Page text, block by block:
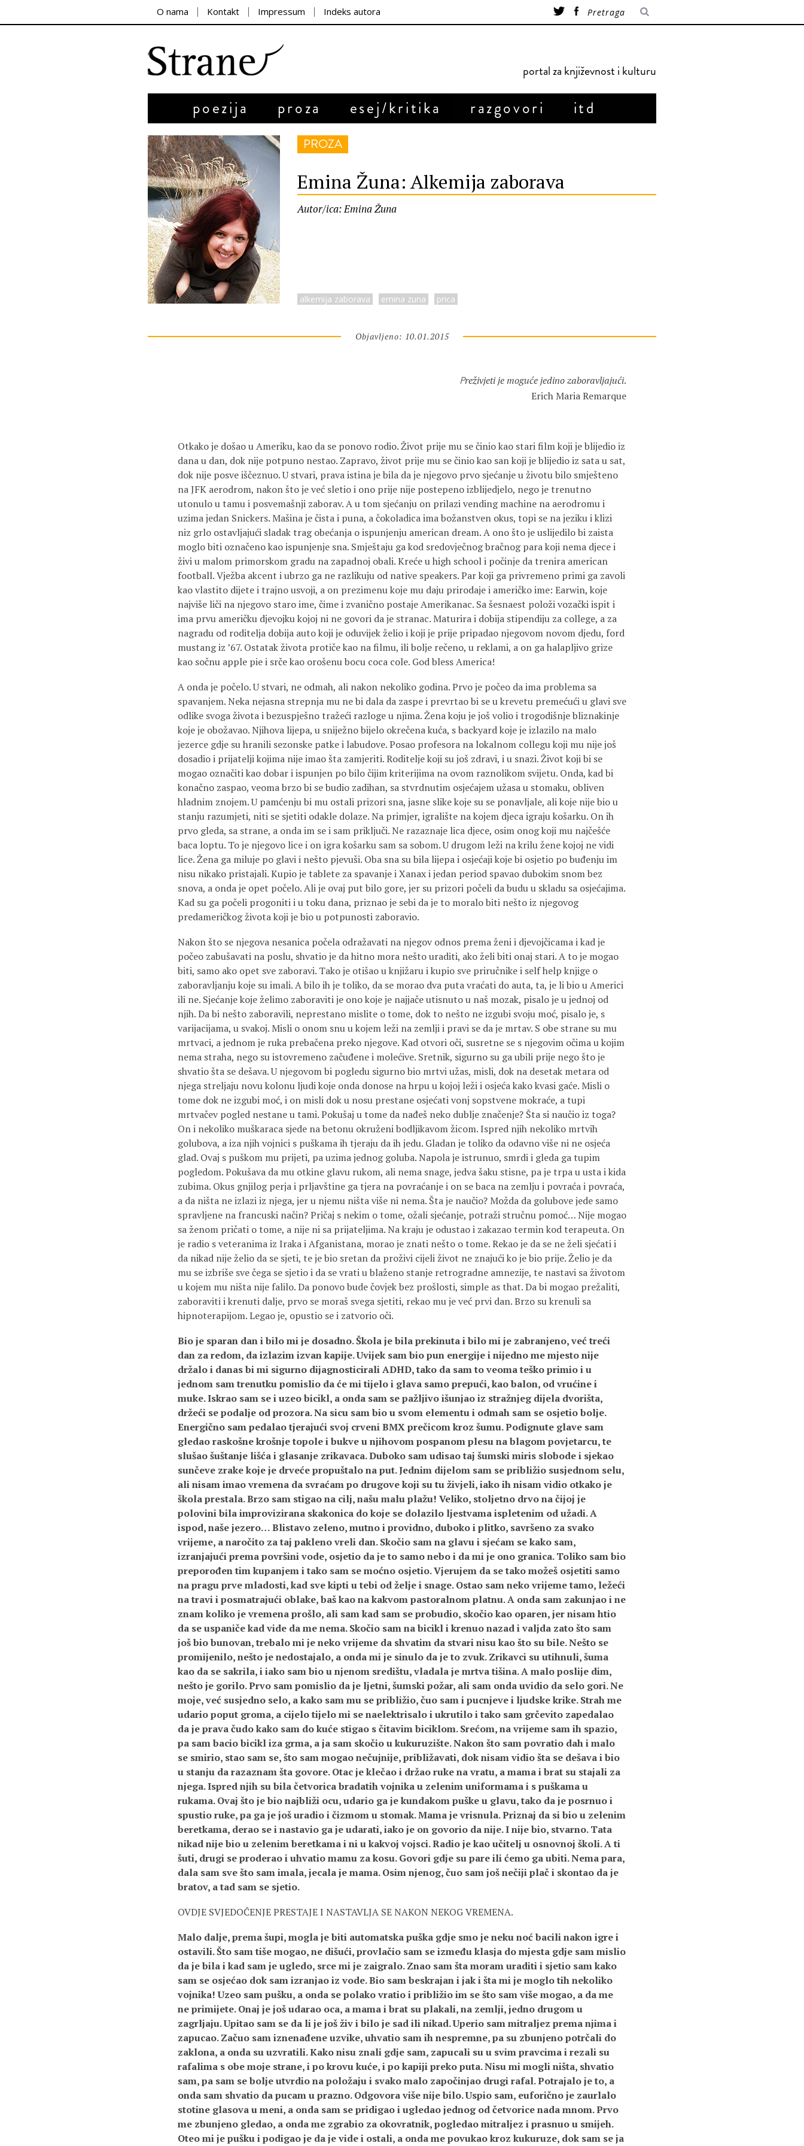
O nama Kontakt Impressum Indeks autora
portal za književnost i kulturu
poezija proza esej/kritika razgovori itd
PROZA
Emina Žuna: Alkemija zaborava
Autor/ica: Emina Žuna
alkemija zaborava emina zuna prica
Objavljeno: 10.01.2015
Preživjeti je moguće jedino zaboravljajući.
Erich Maria Remarque
Otkako je došao u Ameriku, kao da se ponovo rodio. Život prije mu se činio kao stari film koji je blijedio iz
dana u dan, dok nije potpuno nestao. Zapravo, život prije mu se činio kao san koji je blijedio iz sata u sat,
dok nije posve iščeznuo. U stvari, prava istina je bila da je njegovo prvo sjećanje u životu bilo smješteno
na JFK aerodrom, nakon što je već sletio i ono prije nije postepeno izblijedjelo, nego je trenutno
utonulo u tamu i posvemašnji zaborav. A u tom sjećanju on prilazi vending machine na aerodromu i
uzima jedan Snickers. Mašina je čista i puna, a čokoladica ima božanstven okus, topi se na jeziku i klizi
niz grlo ostavljajući sladak trag obećanja o ispunjenju american dream. A ono što je uslijedilo bi zaista
moglo biti označeno kao ispunjenje sna. Smještaju ga kod sredovječnog bračnog para koji nema djece i
živi u malom primorskom gradu na zapadnoj obali. Kreće u high school i počinje da trenira american
football. Vježba akcent i ubrzo ga ne razlikuju od native speakers. Par koji ga privremeno primi ga zavoli
kao vlastito dijete i trajno usvoji, a on prezimenu koje mu daju prirodaje i američko ime: Earwin, koje
najviše liči na njegovo staro ime, čime i zvanično postaje Amerikanac. Sa šesnaest položi vozački ispit i
ima prvu američku djevojku kojoj ni ne govori da je stranac. Maturira i dobija stipendiju za college, a za
nagradu od roditelja dobija auto koji je oduvijek želio i koji je prije pripadao njegovom novom djedu, ford
mustang iz ’67. Ostatak života protiče kao na filmu, ili bolje rečeno, u reklami, a on ga halapljivo grize
kao sočnu apple pie i srče kao orošenu bocu coca cole. God bless America!
A onda je počelo. U stvari, ne odmah, ali nakon nekoliko godina. Prvo je počeo da ima problema sa
spavanjem. Neka nejasna strepnja mu ne bi dala da zaspe i prevrtao bi se u krevetu premećući u glavi sve
odlike svoga života i bezuspješno tražeći razloge u njima. Žena koju je još volio i trogodišnje bliznakinje
koje je obožavao. Njihova lijepa, u sniježno bijelo okrečena kuća, s backyard koje je izlazilo na malo
jezerce gdje su hranili sezonske patke i labudove. Posao profesora na lokalnom collegu koji mu nije još
dosadio i prijatelji kojima nije imao šta zamjeriti. Roditelje koji su još zdravi, i u snazi. Život koji bi se
mogao označiti kao dobar i ispunjen po bilo čijim kriterijima na ovom raznolikom svijetu. Onda, kad bi
konačno zaspao, veoma brzo bi se budio zadihan, sa stvrdnutim osjećajem užasa u stomaku, obliven
hladnim znojem. U pamćenju bi mu ostali prizori sna, jasne slike koje su se ponavljale, ali koje nije bio u
stanju razumjeti, niti se sjetiti odakle dolaze. Na primjer, igralište na kojem djeca igraju košarku. On ih
prvo gleda, sa strane, a onda im se i sam priključi. Ne razaznaje lica djece, osim onog koji mu najčešće
baca loptu. To je njegovo lice i on igra košarku sam sa sobom. U drugom leži na krilu žene kojoj ne vidi
lice. Žena ga miluje po glavi i nešto pjevuši. Oba sna su bila lijepa i osjećaji koje bi osjetio po buđenju im
nisu nikako pristajali. Kupio je tablete za spavanje i Xanax i jedan period spavao dubokim snom bez
snova, a onda je opet počelo. Ali je ovaj put bilo gore, jer su prizori počeli da budu u skladu sa osjećajima.
Kad su ga počeli progoniti i u toku dana, priznao je sebi da je to moralo biti nešto iz njegovog
predameričkog života koji je bio u potpunosti zaboravio.
Nakon što se njegova nesanica počela odražavati na njegov odnos prema ženi i djevojčicama i kad je
počeo zabušavati na poslu, shvatio je da hitno mora nešto uraditi, ako želi biti onaj stari. A to je mogao
biti, samo ako opet sve zaboravi. Tako je otišao u knjižaru i kupio sve priručnike i self help knjige o
zaboravljanju koje su imali. A bilo ih je toliko, da se morao dva puta vraćati do auta, ta, je li bio u Americi
ili ne. Sjećanje koje želimo zaboraviti je ono koje je najjače utisnuto u naš mozak, pisalo je u jednoj od
njih. Da bi nešto zaboravili, neprestano mislite o tome, dok to nešto ne izgubi svoju moć, pisalo je, s
varijacijama, u svakoj. Misli o onom snu u kojem leži na zemlji i pravi se da je mrtav. S obe strane su mu
mrtvaci, a jednom je ruka prebačena preko njegove. Kad otvori oči, susretne se s njegovim očima u kojim
nema straha, nego su istovremeno začuđene i molećive. Sretnik, sigurno su ga ubili prije nego što je
shvatio šta se dešava. U njegovom bi pogledu sigurno bio mrtvi užas, misli, dok na desetak metara od
njega streljaju novu kolonu ljudi koje onda donose na hrpu u kojoj leži i osjeća kako kvasi gaće. Misli o
tome dok ne izgubi moć, i on misli dok u nosu prestane osjećati vonj sopstvene mokraće, a tupi
mrtvačev pogled nestane u tami. Pokušaj u tome da nađeš neko dublje značenje? Šta si naučio iz toga?
On i nekoliko muškaraca sjede na betonu okruženi bodljikavom žicom. Ispred njih nekoliko mrtvih
golubova, a iza njih vojnici s puškama ih tjeraju da ih jedu. Gladan je toliko da odavno više ni ne osjeća
glad. Ovaj s puškom mu prijeti, pa uzima jednog goluba. Napola je istrunuo, smrdi i gleda ga tupim
pogledom. Pokušava da mu otkine glavu rukom, ali nema snage, jedva šaku stisne, pa je trpa u usta i kida
zubima. Okus gnjilog perja i prljavštine ga tjera na povraćanje i on se baca na zemlju i povraća i povraća,
a da ništa ne izlazi iz njega, jer u njemu ništa više ni nema. Šta je naučio? Možda da golubove jede samo
spravljene na francuski način? Pričaj s nekim o tome, ožali sjećanje, potraži stručnu pomoć… Nije mogao
sa ženom pričati o tome, a nije ni sa prijateljima. Na kraju je odustao i zakazao termin kod terapeuta. On
je radio s veteranima iz Iraka i Afganistana, morao je znati nešto o tome. Rekao je da se ne želi sjećati i
da nikad nije želio da se sjeti, te je bio sretan da proživi cijeli život ne znajući ko je bio prije. Želio je da
mu se izbriše sve čega se sjetio i da se vrati u blaženo stanje retrogradne amnezije, te nastavi sa životom
u kojem mu ništa nije falilo. Da ponovo bude čovjek bez prošlosti, simple as that. Da bi mogao prežaliti,
zaboraviti i krenuti dalje, prvo se moraš svega sjetiti, rekao mu je već prvi dan. Brzo su krenuli sa
hipnoterapijom. Legao je, opustio se i zatvorio oči.
Bio je sparan dan i bilo mi je dosadno. Škola je bila prekinuta i bilo mi je zabranjeno, već treći
dan za redom, da izlazim izvan kapije. Uvijek sam bio pun energije i nijedno me mjesto nije
držalo i danas bi mi sigurno dijagnosticirali ADHD, tako da sam to veoma teško primio i u
jednom sam trenutku pomislio da će mi tijelo i glava samo prepući, kao balon, od vrućine i
muke. Iskrao sam se i uzeo bicikl, a onda sam se pažljivo išunjao iz stražnjeg dijela dvorišta,
držeći se podalje od prozora. Na sicu sam bio u svom elementu i odmah sam se osjetio bolje.
Energično sam pedalao tjerajući svoj crveni BMX prečicom kroz šumu. Podignute glave sam
gledao raskošne krošnje topole i bukve u njihovom pospanom plesu na blagom povjetarcu, te
slušao šuštanje lišća i glasanje zrikavaca. Duboko sam udisao taj šumski miris slobode i sjekao
sunčeve zrake koje je drveće propuštalo na put. Jednim dijelom sam se približio susjednom selu,
ali nisam imao vremena da svraćam po drugove koji su tu živjeli, iako ih nisam vidio otkako je
škola prestala. Brzo sam stigao na cilj, našu malu plažu! Veliko, stoljetno drvo na čijoj je
polovini bila improvizirana skakonica do koje se dolazilo ljestvama ispletenim od užadi. A
ispod, naše jezero… Blistavo zeleno, mutno i providno, duboko i plitko, savršeno za svako
vrijeme, a naročito za taj pakleno vreli dan. Skočio sam na glavu i sjećam se kako sam,
izranjajući prema površini vode, osjetio da je to samo nebo i da mi je ono granica. Toliko sam bio
preporođen tim kupanjem i tako sam se moćno osjetio. Vjerujem da se tako možeš osjetiti samo
na pragu prve mladosti, kad sve kipti u tebi od želje i snage. Ostao sam neko vrijeme tamo, ležeći
na travi i posmatrajući oblake, baš kao na kakvom pastoralnom platnu. A onda sam zakunjao i ne
znam koliko je vremena prošlo, ali sam kad sam se probudio, skočio kao oparen, jer nisam htio
da se uspaniče kad vide da me nema. Skočio sam na bicikl i krenuo nazad i valjda zato što sam
još bio bunovan, trebalo mi je neko vrijeme da shvatim da stvari nisu kao što su bile. Nešto se
promijenilo, nešto je nedostajalo, a onda mi je sinulo da je to zvuk. Zrikavci su utihnuli, šuma
kao da se sakrila, i iako sam bio u njenom središtu, vladala je mrtva tišina. A malo poslije dim,
nešto je gorilo. Prvo sam pomislio da je ljetni, šumski požar, ali sam onda uvidio da selo gori. Ne
moje, već susjedno selo, a kako sam mu se približio, čuo sam i pucnjeve i ljudske krike. Strah me
udario poput groma, a cijelo tijelo mi se naelektrisalo i ukrutilo i tako sam grčevito zapedalao
da je prava čudo kako sam do kuće stigao s čitavim biciklom. Srećom, na vrijeme sam ih spazio,
pa sam bacio bicikl iza grma, a ja sam skočio u kukuruzište. Nakon što sam povratio dah i malo
se smirio, stao sam se, što sam mogao nečujnije, približavati, dok nisam vidio šta se dešava i bio
u stanju da razaznam šta govore. Otac je klečao i držao ruke na vratu, a mama i brat su stajali za
njega. Ispred njih su bila četvorica bradatih vojnika u zelenim uniformama i s puškama u
rukama. Ovaj što je bio najbliži ocu, udario ga je kundakom puške u glavu, tako da je posrnuo i
spustio ruke, pa ga je još uradio i čizmom u stomak. Mama je vrisnula. Priznaj da si bio u zelenim
beretkama, derao se i nastavio ga je udarati, iako je on govorio da nije. I nije bio, stvarno. Tata
nikad nije bio u zelenim beretkama i ni u kakvoj vojsci. Radio je kao učitelj u osnovnoj školi. A ti
šuti, drugi se proderao i uhvatio mamu za kosu. Govori gdje su pare ili ćemo ga ubiti. Nema para,
dala sam sve što sam imala, jecala je mama. Osim njenog, čuo sam još nečiji plač i skontao da je
bratov, a tad sam se sjetio.
OVDJE SVJEDOČENJE PRESTAJE I NASTAVLJA SE NAKON NEKOG VREMENA.
Malo dalje, prema šupi, mogla je biti automatska puška gdje smo je neku noć bacili nakon igre i
ostavili. Što sam tiše mogao, ne dišući, provlačio sam se između klasja do mjesta gdje sam mislio
da je bila i kad sam je ugledo, srce mi je zaigralo. Znao sam šta moram uraditi i sjetio sam kako
sam se osjećao dok sam izranjao iz vode. Bio sam beskrajan i jak i šta mi je moglo tih nekoliko
vojnika! Uzeo sam pušku, a onda se polako vratio i približio im se što sam više mogao, a da me
ne primijete. Onaj je još udarao oca, a mama i brat su plakali, na zemlji, jedno drugom u
zagrljaju. Upitao sam se da li je još živ i bilo je sad ili nikad. Uperio sam mitraljez prema njima i
zapucao. Začuo sam iznenađene uzvike, uhvatio sam ih nespremne, pa su zbunjeno potrčali do
zaklona, a onda su uzvratili. Kako nisu znali gdje sam, zapucali su u svim pravcima i rezali su
rafalima s obe moje strane, i po krovu kuće, i po kapiji preko puta. Nisu mi mogli ništa, shvatio
sam, pa sam se bolje utvrdio na položaju i svako malo započinjao drugi rafal. Potrajalo je to, a
onda sam shvatio da pucam u prazno. Odgovora više nije bilo. Uspio sam, euforično je zaurlalo
stotine glasova u meni, a onda sam se pridigao i ugledao jednog od četvorice nada mnom. Prvo
me zbunjeno gledao, a onda me zgrabio za okovratnik, pogledao mitraljez i prasnuo u smijeh.
Oteo mi je pušku i podigao je da je vide i ostali, a onda me povukao kroz kukuruze, dok sam se ja